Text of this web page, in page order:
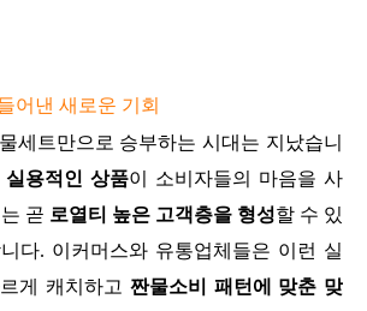
어낸 새로운 기회
세트만으로 승부하는 시대는 지났습니
실용적인 상품이 소비자들의 마음을 사
곧 로열티 높은 고객층을 형성할 수 있
다. 이커머스와 유통업체들은 이런 실
게 캐치하고 짠물소비 패턴에 맞춘 맞